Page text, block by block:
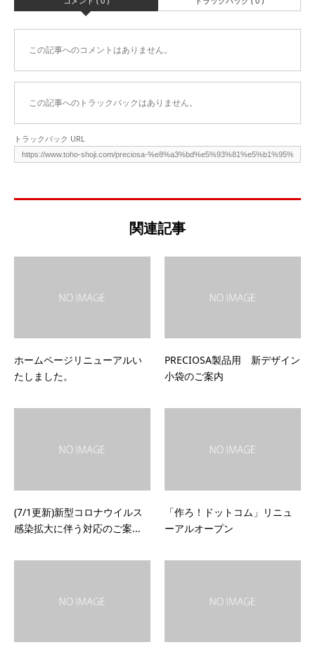
この記事へのコメントはありません。
この記事へのトラックバックはありません。
トラックバック URL
関連記事
ホームページリニューアルい
たしました。
PRECIOSA製品用 新デザイン
小袋のご案内
(7/1更新)新型コロナウイルス
感染拡大に伴う対応のご案...
「作ろ！ドットコム」リニュ
ーアルオープン